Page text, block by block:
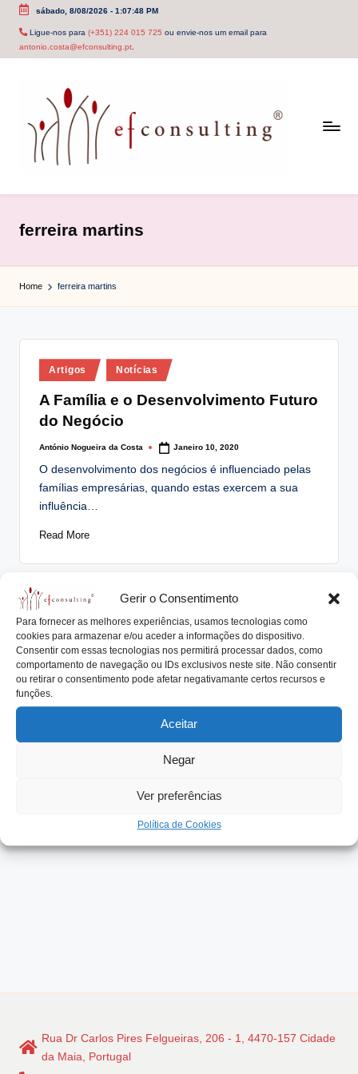
Gerir o Consentimento
Para fornecer as melhores experiências, usamos tecnologias como
cookies para armazenar e/ou aceder a informações do dispositivo.
Consentir com essas tecnologias nos permitirá processar dados, como
comportamento de navegação ou IDs exclusivos neste site. Não consentir
ou retirar o consentimento pode afetar negativamante certos recursos e
funções.
Aceitar
Negar
Ver preferências
Política de Cookies
Skip
sábado, 8/08/2026- 1:07:48 PM
Ligue-nos para (+351) 224 015 725 ou envie-nos um email para
antonio.costa@efconsulting.pt.
c
o
n
u
ferreira martins
Home ferreira martins
Posted
in
Artigos Notícias
A Família e o Desenvolvimento Futuro
do Negócio
Posted
António Nogueira da Costa Janeiro 10, 2020
O desenvolvimento dos negócios é influenciado pelas
famílias empresárias, quando estas exercem a sua
influência…
Read More
Posted
in
A empresa familiar identifica
iniciativas que aceleram a
transformação
António Nogueira da Costa Setembro 21, 2018
A empresa familiar tem de identificar iniciativas que
Rua Dr Carlos Pires Felgueiras, 206 - 1, 4470-157 Cidade
da Maia, Portugal